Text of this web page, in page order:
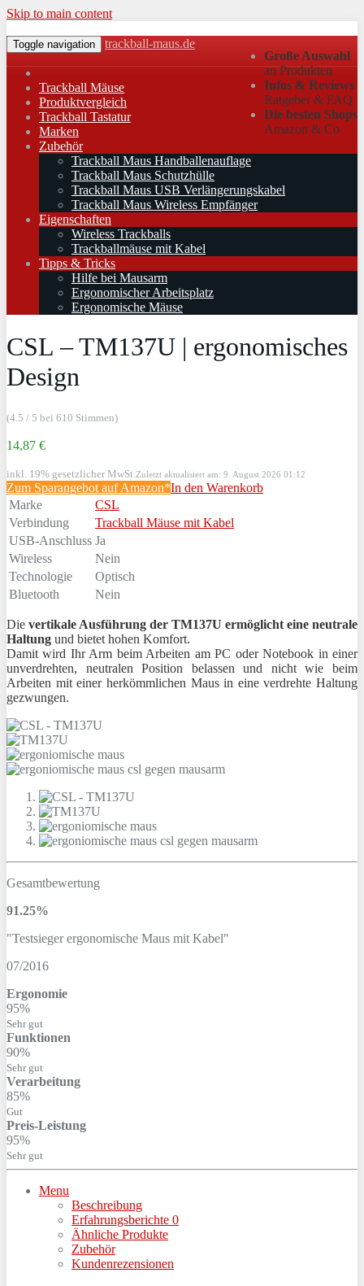
Skip to main content
Große Auswahl
an Produkten
Infos & Reviews
Ratgeber & FAQ
Die besten Shops
Amazon & Co
Toggle navigation trackball-maus.de
Trackball Mäuse
Produktvergleich
Trackball Tastatur
Marken
Zubehör
Trackball Maus Handballenauflage
Trackball Maus Schutzhülle
Trackball Maus USB Verlängerungskabel
Trackball Maus Wireless Empfänger
Eigenschaften
Wireless Trackballs
Trackballmäuse mit Kabel
Tipps & Tricks
Hilfe bei Mausarm
Ergonomischer Arbeitsplatz
Ergonomische Mäuse
CSL – TM137U | ergonomisches
Design
(4.5 / 5 bei 610 Stimmen)
14,87 €
inkl. 19% gesetzlicher MwSt. Zuletzt aktualisiert am: 9. August 2026 01:12
Zum Sparangebot auf Amazon*In den Warenkorb
Marke
CSL
Verbindung
Trackball Mäuse mit Kabel
USB-Anschluss Ja
Wireless
Nein
Technologie
Optisch
Bluetooth
Nein
Die vertikale Ausführung der TM137U ermöglicht eine neutrale
Haltung und bietet hohen Komfort.
Damit wird Ihr Arm beim Arbeiten am PC oder Notebook in einer
unverdrehten, neutralen Position belassen und nicht wie beim
Arbeiten mit einer herkömmlichen Maus in eine verdrehte Haltung
gezwungen.
Gesamtbewertung
91.25%
"Testsieger ergonomische Maus mit Kabel"
07/2016
Ergonomie
95%
Sehr gut
Funktionen
90%
Sehr gut
Verarbeitung
85%
Gut
Preis-Leistung
95%
Sehr gut
Menu
Beschreibung
Erfahrungsberichte 0
Ähnliche Produkte
Zubehör
Kundenrezensionen